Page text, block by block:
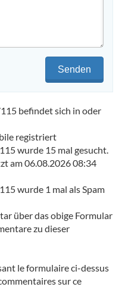
Senden
befindet sich in oder
registriert
wurde 15 mal gesucht.
am 06.08.2026 08:34
wurde 1 mal als Spam
über das obige Formular
zu dieser
le formulaire ci-dessus
sur ce